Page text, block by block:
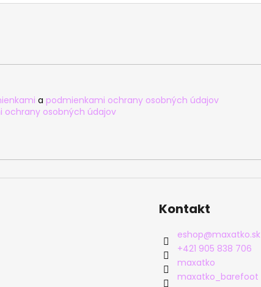
a podmienkami ochrany osobných údajov
ochrany osobných údajov
Kontakt
eshop@maxatko.sk
+421 905 838 706
maxatko
maxatko_barefoot